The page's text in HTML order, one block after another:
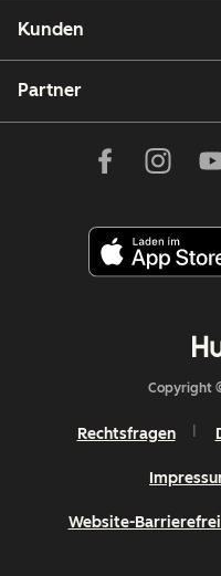
Kunden
Partner
Copyright
Rechtsfragen
Website-